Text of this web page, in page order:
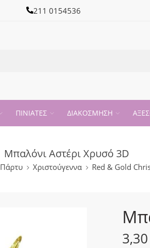
211 0154536
ΠΙΝΙΑΤΕΣ ΔΙΑΚΟΣΜΗΣΗ
Μπαλόνι Αστέρι Χρυσό 3D
Πάρτυ Χριστούγεννα Red & Gold
3,30